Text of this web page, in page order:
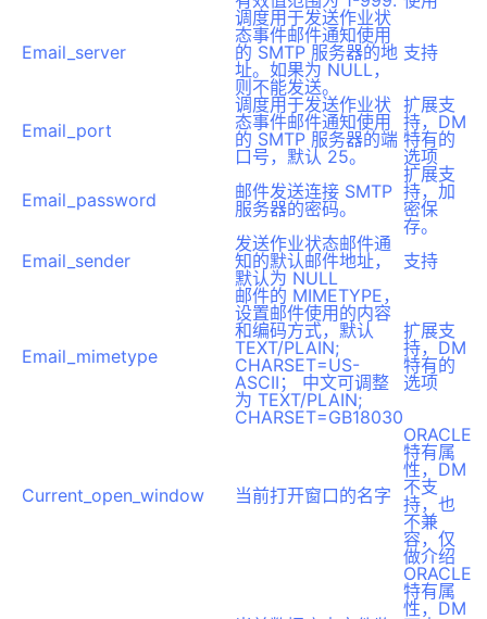
Email_server
调度用于发送作业状
态事件邮件通知使用
的 SMTP 服务器的地
址。如果为 NULL，
则不能发送。
支持
Email_port
调度用于发送作业状
态事件邮件通知使用
的 SMTP 服务器的端
口号，默认 25。
扩展支
持，DM
特有的
选项
Email_password
邮件发送连接 SMTP
服务器的密码。
扩展支
持，加
密保
存。
Email_sender
发送作业状态邮件通
知的默认邮件地址，
默认为 NULL
支持
Email_mimetype
邮件的 MIMETYPE，
设置邮件使用的内容
和编码方式，默认
TEXT/PLAIN;
CHARSET=US-
ASCII； 中文可调整
为 TEXT/PLAIN;
CHARSET=GB18030
扩展支
持，DM
特有的
选项
Current_open_window 当前打开窗口的名字
ORACLE
特有属
性，DM
不支
持，也
不兼
容，仅
做介绍
ORACLE
特有属
性，DM